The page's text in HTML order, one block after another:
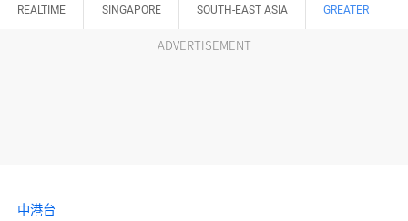
REALTIME SINGAPORE SOUTH-EAST ASIA GREATER CHINA
ADVERTISEMENT
中港台